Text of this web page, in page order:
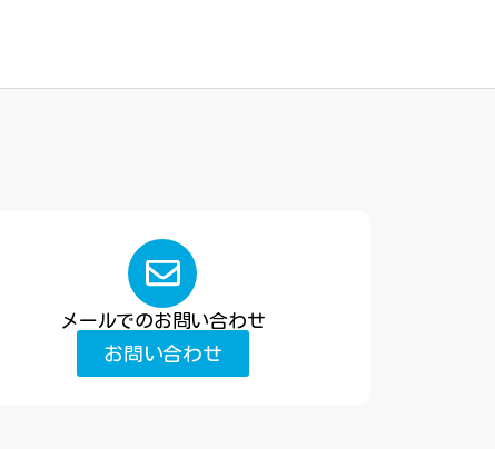
メールでのお問い合わせ
お問い合わせ